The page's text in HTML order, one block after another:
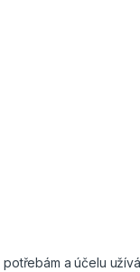
a účelu